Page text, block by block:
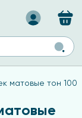
кожи
кожи
матовые тон 100